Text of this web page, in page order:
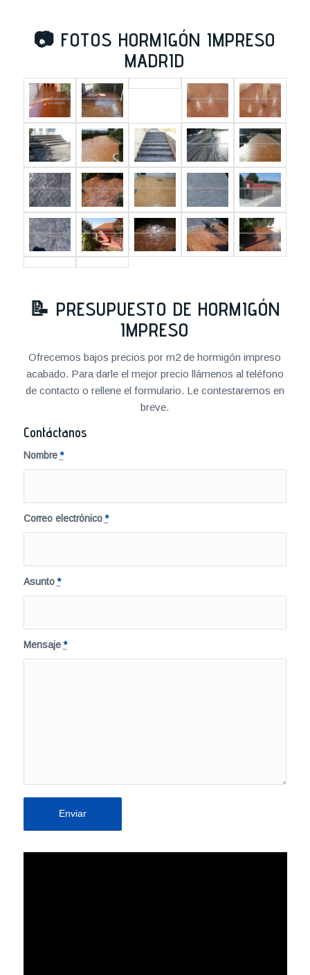
📷 FOTOS HORMIGÓN IMPRESO
MADRID
📝 PRESUPUESTO DE HORMIGÓN
IMPRESO
Ofrecemos bajos precios por m2 de hormigón impreso
acabado. Para darle el mejor precio llámenos al teléfono
de contacto o rellene el formulario. Le contestaremos en
breve.
Contáctanos
Nombre*
Correo electrónico*
Asunto*
Mensaje*